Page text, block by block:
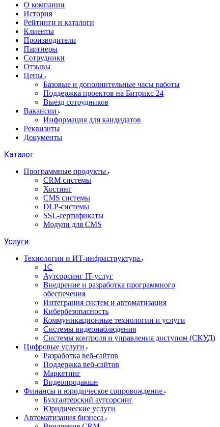
О компании
История
Рейтинги и каталоги
Клиенты
Производители
Партнеры
Сотрудники
Отзывы
Цены
Базовые и дополнительные часы работы
Поддержка проектов на Битрикс 24
Выезд сотрудников
Вакансии
Информация для кандидатов
Реквизиты
Документы
Каталог
Программные продукты
CRM системы
Хостинг
CMS системы
DLP‑системы
SSL-сертификаты
Модули для CMS
Услуги
Технологии и ИТ-инфраструктура
1С
Аутсорсинг IT-услуг
Внедрение и разработка программного
обеспечения
Интеграция систем и автоматизация
Кибербезопасность
Коммуникационные технологии и услуги
Системы видеонаблюдения
Системы контроля и управления доступом (СКУД)
Цифровые услуги
Разработка веб-сайтов
Поддержка веб-сайтов
Маркетинг
Видеопродакшн
Финансы и юридическое сопровождение
Бухгалтерский аутсорсинг
Юридические услуги
Автоматизация бизнеса